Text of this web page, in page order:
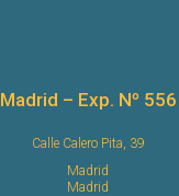
Madrid – Exp. Nº 556
Calle Calero Pita, 39
Madrid
Madrid